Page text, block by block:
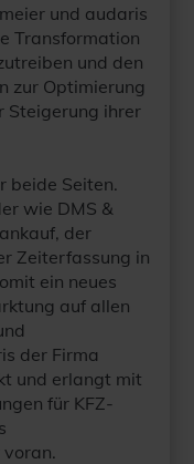
und audaris
Transformation
und den
zur Optimierung
Steigerung ihrer
beide Seiten.
wie DMS &
der
Zeiterfassung in
ein neues
auf allen
der Firma
und erlangt mit
für KFZ-